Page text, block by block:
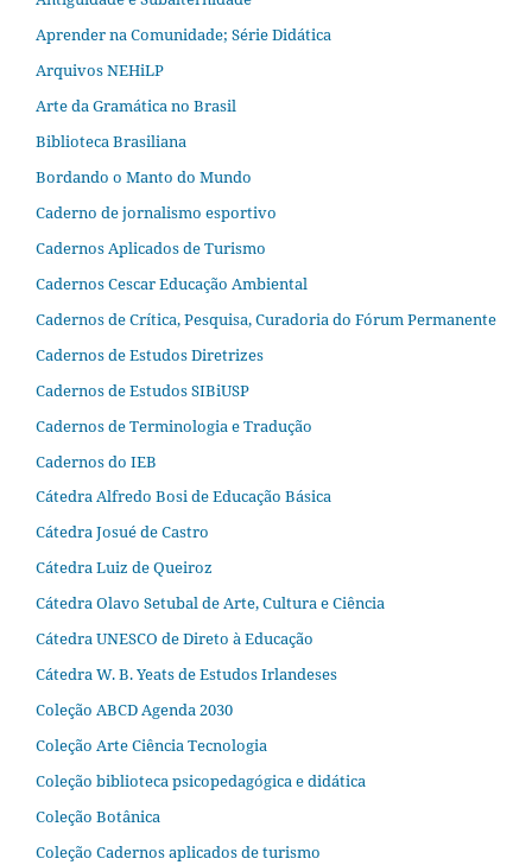
Aprender na Comunidade; Série Didática
Arquivos NEHiLP
Arte da Gramática no Brasil
Biblioteca Brasiliana
Bordando o Manto do Mundo
Caderno de jornalismo esportivo
Cadernos Aplicados de Turismo
Cadernos Cescar Educação Ambiental
Cadernos de Crítica, Pesquisa, Curadoria do Fórum Permanente
Cadernos de Estudos Diretrizes
Cadernos de Estudos SIBiUSP
Cadernos de Terminologia e Tradução
Cadernos do IEB
Cátedra Alfredo Bosi de Educação Básica
Cátedra Josué de Castro
Cátedra Luiz de Queiroz
Cátedra Olavo Setubal de Arte, Cultura e Ciência
Cátedra UNESCO de Direto à Educação
Cátedra W. B. Yeats de Estudos Irlandeses
Coleção ABCD Agenda 2030
Coleção Arte Ciência Tecnologia
Coleção biblioteca psicopedagógica e didática
Coleção Botânica
Coleção Cadernos aplicados de turismo